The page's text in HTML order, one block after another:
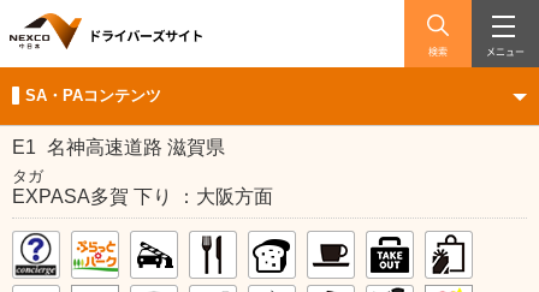
検索 メニュー
SA・PAコンテンツ
E1 名神高速道路 滋賀県
タガ
EXPASA多賀 下り ：大阪方面